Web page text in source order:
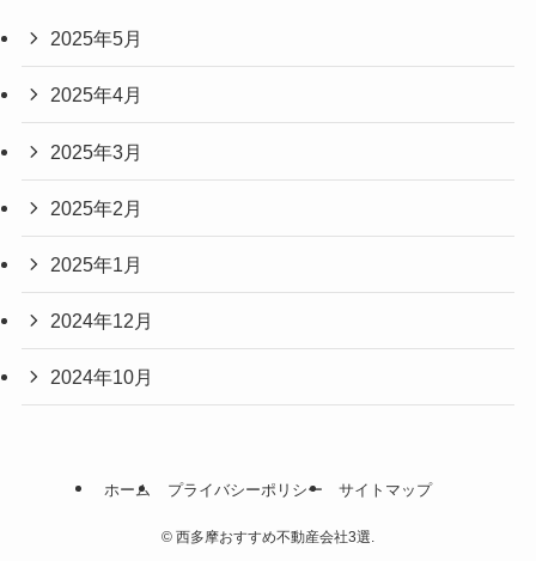
2025年5月
2025年4月
2025年3月
2025年2月
2025年1月
2024年12月
2024年10月
ホーム プライバシーポリシー サイトマップ
© 西多摩おすすめ不動産会社3選.